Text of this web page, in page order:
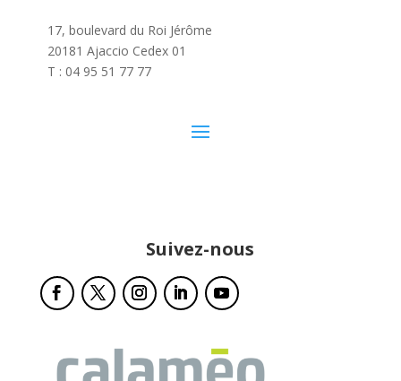
17, boulevard du Roi Jérôme
20181 Ajaccio Cedex 01
T : 04 95 51 77 77
Suivez-nous